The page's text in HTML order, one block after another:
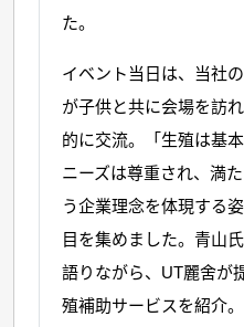
た。
イベント当日は、当社
が子供と共に会場を訪
的に交流。「生殖は基
ニーズは尊重され、満
う企業理念を体現する
目を集めました。青山
語りながら、UT麗舍が
殖補助サービスを紹介